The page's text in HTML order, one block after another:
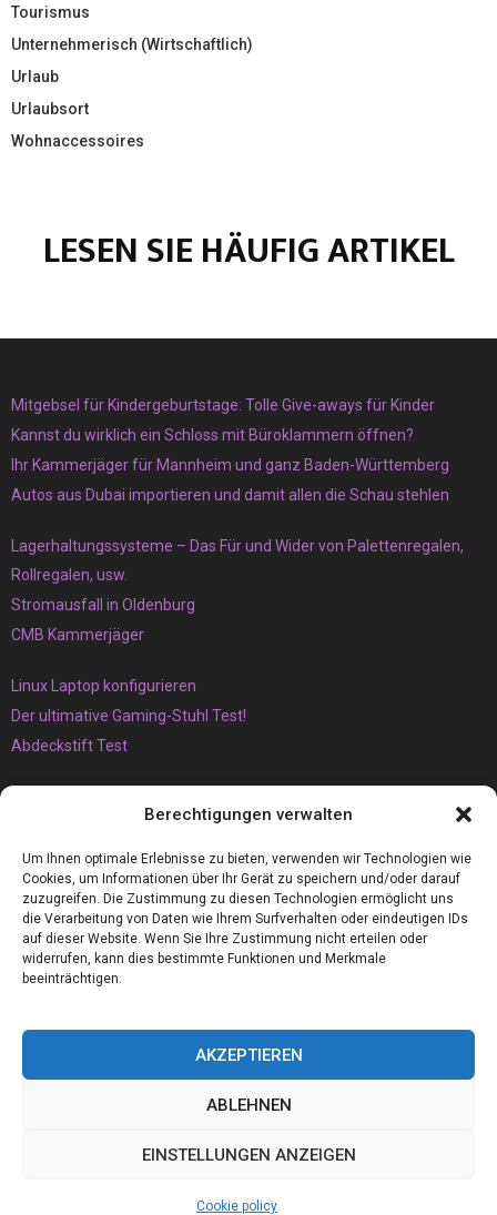
Berechtigungen verwalten
Um Ihnen optimale Erlebnisse zu bieten, verwenden wir Technologien wie
Cookies, um Informationen über Ihr Gerät zu speichern und/oder darauf
zuzugreifen. Die Zustimmung zu diesen Technologien ermöglicht uns
die Verarbeitung von Daten wie Ihrem Surfverhalten oder eindeutigen IDs
auf dieser Website. Wenn Sie Ihre Zustimmung nicht erteilen oder
widerrufen, kann dies bestimmte Funktionen und Merkmale
beeinträchtigen.
AKZEPTIEREN
ABLEHNEN
EINSTELLUNGEN ANZEIGEN
Cookie policy
Tourismus
Unternehmerisch (Wirtschaftlich)
Urlaub
Urlaubsort
Wohnaccessoires
LESEN SIE HÄUFIG ARTIKEL
Mitgebsel für Kindergeburtstage: Tolle Give-aways für Kinder
Kannst du wirklich ein Schloss mit Büroklammern öffnen?
Ihr Kammerjäger für Mannheim und ganz Baden-Württemberg
Autos aus Dubai importieren und damit allen die Schau stehlen
Lagerhaltungssysteme – Das Für und Wider von Palettenregalen,
Rollregalen, usw.
Stromausfall in Oldenburg
CMB Kammerjäger
Linux Laptop konfigurieren
Der ultimative Gaming-Stuhl Test!
Abdeckstift Test
Armaflex 19mm die perfekte Camper Isolierung für Wohnmobile